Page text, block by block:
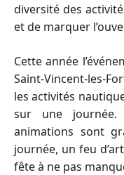
diversité des
et de marquer
Cette année
Saint-Vincent-les-
les activités
sur une
animations sont
journée, un feu
fête à ne pas